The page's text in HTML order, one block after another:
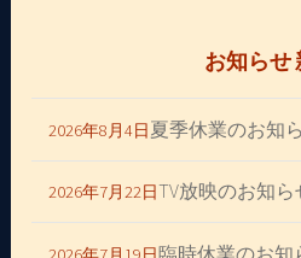
お知らせ
2026年8月4日夏季休業のお知
2026年7月22日TV放映のお知ら
臨時休業のお知